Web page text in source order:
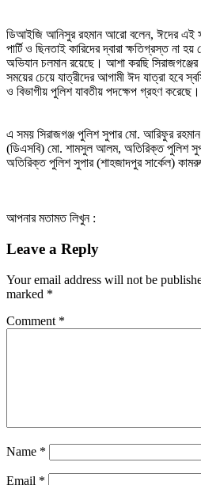
ডিআইজি আনিসুর রহমান আরো বলেন, ঈদের এই
পার্টি ও ছিনতাই কারিদের দ্বারা ক্ষতিগ্রস্ত না
অভিযান চলমান রয়েছে। আশা করছি
সময়ের চেয়ে যাত্রীদের আগামী ঈদ যাত্রা হবে
ও বিভাগীয় পুলিশ যাবতীয় পদক্ষেপ গ্রহণ করেছে।
এ সময় সিরাজগঞ্জ পুলিশ সুপার মো. আরিফুর
(ডিএসবি) মো. শামসুল আলম, অতিরিক্ত পুলিশ
অতিরিক্ত পুলিশ সুপার (শাহজাদপুর সার্কেল)
আপনার মতামত লিখুন :
Leave a Reply
Your email address will not be
marked *
Comment *
Name *
Email *